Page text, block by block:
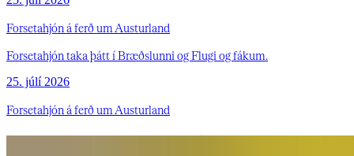
Forsetahjón á ferð um Austurland
Forsetahjón taka þátt í Bræðslunni og Flugi og fákum.
25. júlí 2026
Forsetahjón á ferð um Austurland